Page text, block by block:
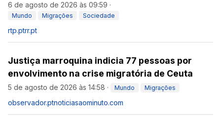
6 de agosto de 2026 às 09:59 ·
Mundo Migrações Sociedade
rtp.ptrr.pt
Justiça marroquina indicia 77 pessoas por
envolvimento na crise migratória de Ceuta
5 de agosto de 2026 às 14:58 · Mundo Migrações
observador.ptnoticiasaominuto.com